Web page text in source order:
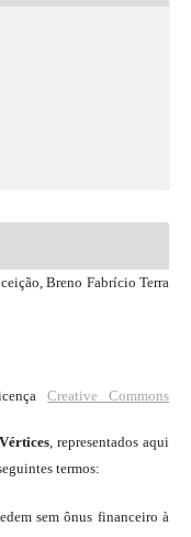
Breno Fabrício Terra
Creative Commons
Vértices , representados aqui
termos:
sem ônus financeiro à